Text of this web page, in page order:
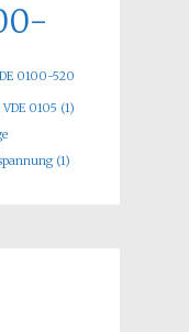
0100-520
VDE 0105 (1)
(1)